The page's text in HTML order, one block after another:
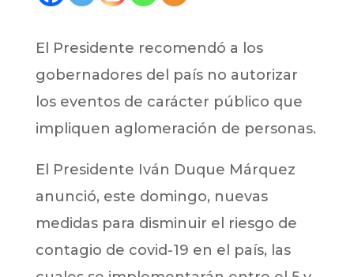
El Presidente recomendó a los
gobernadores del país no autorizar
los eventos de carácter público que
impliquen aglomeración de personas.
El Presidente Iván Duque Márquez
anunció, este domingo, nuevas
medidas para disminuir el riesgo de
contagio de covid-19 en el país, las